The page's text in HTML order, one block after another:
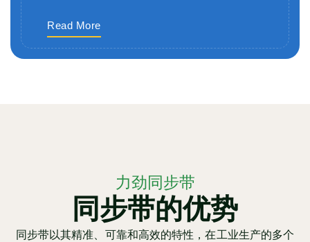
Read More
力劲同步带
同步带的优势
同步带以其精准、可靠和高效的特性，在工业生产的多个